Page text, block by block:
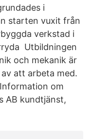
i
starten vuxit från
verkstad i
Utbildningen
och mekanik är
att arbeta med.
om
AB kundtjänst,